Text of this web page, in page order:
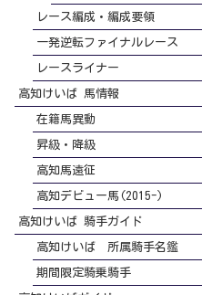
レース編成・編成要領
一発逆転ファイナルレース
レースライナー
高知けいば 馬情報
在籍馬異動
昇級・降級
高知馬遠征
高知デビュー馬(2015-)
高知けいば 騎手ガイド
高知けいば 所属騎手名鑑
期間限定騎乗騎手